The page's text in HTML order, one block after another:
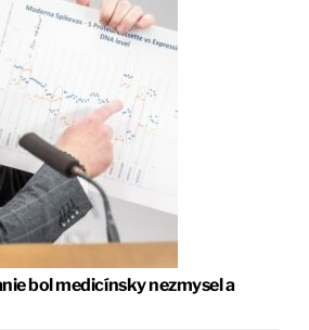
bol medicínsky nezmysel a